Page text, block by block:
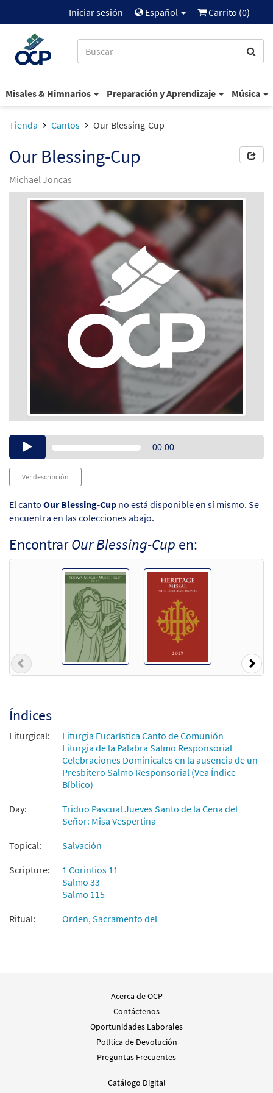
Iniciar sesión Español Carrito (0)
Misales & Himnarios Preparación y Aprendizaje Música
Tienda Cantos Our Blessing-Cup
Our Blessing-Cup
Michael Joncas
Audio00:00
Ver descripción
El canto Our Blessing-Cup no está disponible en sí mismo. Se
encuentra en las colecciones abajo.
EncontrarOur Blessing-Cup en:
Previous
Índices
Liturgical:
Liturgia Eucarística Canto de Comunión
Liturgia de la Palabra Salmo Responsorial
Celebraciones Dominicales en la ausencia de un
Presbítero Salmo Responsorial (Vea Índice
Bíblico)
Day:
Triduo Pascual Jueves Santo de la Cena del
Señor: Misa Vespertina
Topical:
Salvación
Scripture:
1 Corintios 11
Salmo 33
Salmo 115
Ritual:
Orden, Sacramento del
Acerca de OCP
Contáctenos
Oportunidades Laborales
Polftica de Devolución
Preguntas Frecuentes
Catálogo Digital